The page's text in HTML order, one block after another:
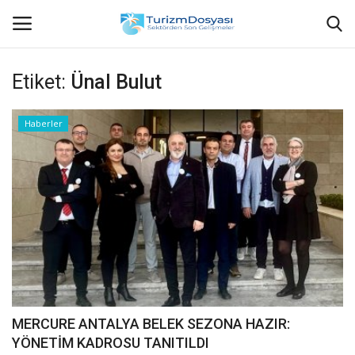
Anasayfa
Bize Ulaşın
Künye
Halil ÖNCÜ kimdir?
KVKK Aydınlatma Metni
Haberler
Görüntülü
Etiket: Ünal Bulut
Haberler
MERCURE ANTALYA BELEK SEZONA HAZIR:
YÖNETİM KADROSU TANITILDI